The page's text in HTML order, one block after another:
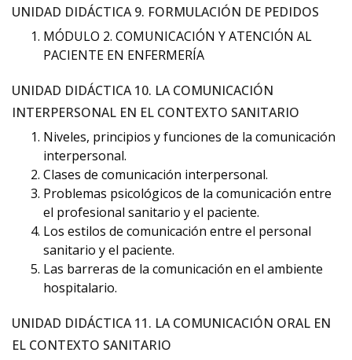
UNIDAD DIDÁCTICA 9. FORMULACIÓN DE PEDIDOS
MÓDULO 2. COMUNICACIÓN Y ATENCIÓN AL
PACIENTE EN ENFERMERÍA
UNIDAD DIDÁCTICA 10. LA COMUNICACIÓN
INTERPERSONAL EN EL CONTEXTO SANITARIO
Niveles, principios y funciones de la comunicación
interpersonal.
Clases de comunicación interpersonal.
Problemas psicológicos de la comunicación entre
el profesional sanitario y el paciente.
Los estilos de comunicación entre el personal
sanitario y el paciente.
Las barreras de la comunicación en el ambiente
hospitalario.
UNIDAD DIDÁCTICA 11. LA COMUNICACIÓN ORAL EN
EL CONTEXTO SANITARIO